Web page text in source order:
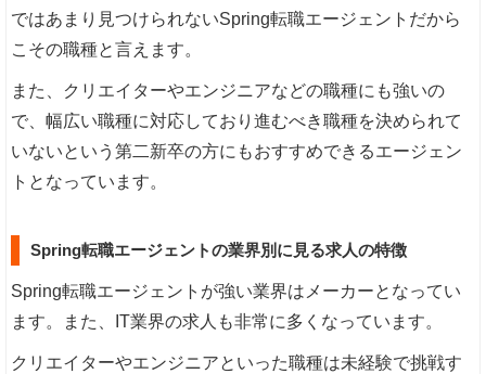
ではあまり見つけられないSpring転職エージェントだから
こその職種と言えます。
また、クリエイターやエンジニアなどの職種にも強いの
で、幅広い職種に対応しており進むべき職種を決められて
いないという第二新卒の方にもおすすめできるエージェン
トとなっています。
Spring転職エージェントの業界別に見る求人の特徴
Spring転職エージェントが強い業界はメーカーとなってい
ます。また、IT業界の求人も非常に多くなっています。
クリエイターやエンジニアといった職種は未経験で挑戦す